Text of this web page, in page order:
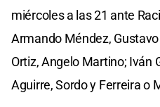
miércoles a las 21 ante
Armando Méndez,
Ortiz, Angelo Martino; Iván
Aguirre, Sordo y Ferreira o